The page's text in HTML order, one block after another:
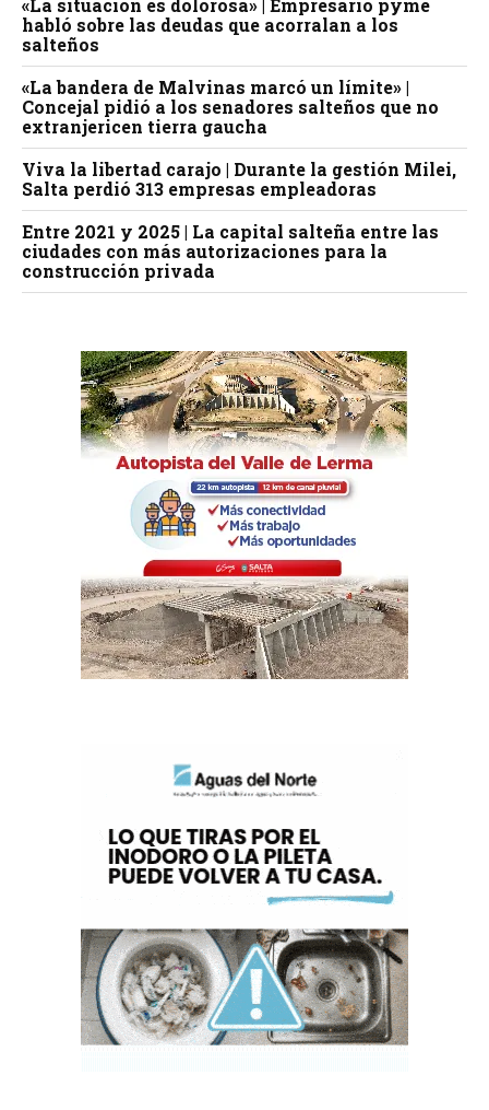
«La situación es dolorosa» | Empresario pyme
habló sobre las deudas que acorralan a los
salteños
«La bandera de Malvinas marcó un límite» |
Concejal pidió a los senadores salteños que no
extranjericen tierra gaucha
Viva la libertad carajo | Durante la gestión Milei,
Salta perdió 313 empresas empleadoras
Entre 2021 y 2025 | La capital salteña entre las
ciudades con más autorizaciones para la
construcción privada